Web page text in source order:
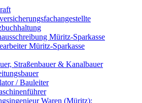
Müritz-Sparkasse
Müritz-Sparkasse
Straßenbauer & Kanalbauer
/ Bauleiter
Waren (Müritz):